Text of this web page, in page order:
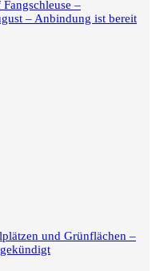
–
– Anbindung ist bereit
und Grünflächen –